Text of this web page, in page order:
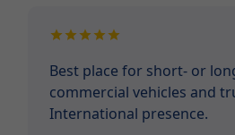
Best place for short- or
commercial vehicles and
International presence.